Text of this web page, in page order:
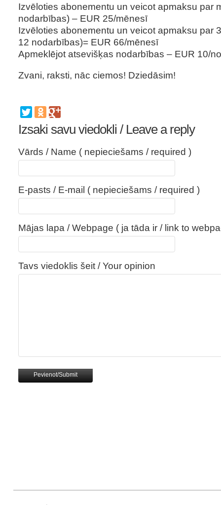
Izvēloties abonementu un veicot apmaksu par
nodarbības) – EUR 25/mēnesī
Izvēloties abonementu un veicot apmaksu par
12 nodarbības)= EUR 66/mēnesī
Apmeklējot atsevišķas nodarbības – EUR 10/
Zvani, raksti, nāc ciemos! Dziedāsim!
Izsaki savu viedokli / Leave a reply
Vārds / Name ( nepieciešams / required )
E-pasts / E-mail ( nepieciešams / required )
Mājas lapa / Webpage ( ja tāda ir / link to
Tavs viedoklis šeit / Your opinion